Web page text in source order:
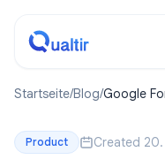
Startseite/Blog/Google
Product Created